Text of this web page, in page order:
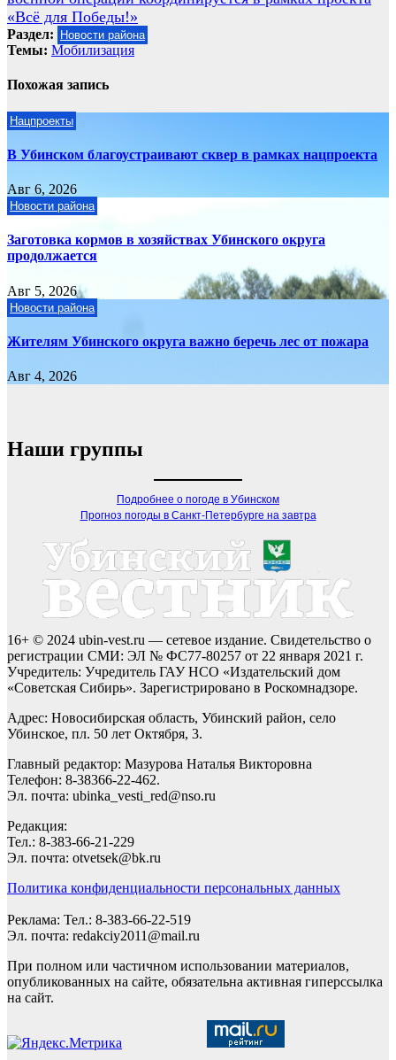
записям
«Всё для Победы!»
Раздел: Новости района
Темы: Мобилизация
Похожая запись
Нацпроекты
В Убинском благоустраивают сквер в рамках нацпроекта
Авг 6, 2026
Новости района
Заготовка кормов в хозяйствах Убинского округа
продолжается
Авг 5, 2026
Новости района
Жителям Убинского округа важно беречь лес от пожара
Авг 4, 2026
Наши группы
Подробнее о погоде в Убинском
Прогноз погоды в Санкт-Петербурге на завтра
16+ © 2024 ubin-vest.ru — сетевое издание. Свидетельство о
регистрации СМИ: ЭЛ № ФС77-80257 от 22 января 2021 г.
Учредитель: Учредитель ГАУ НСО «Издательский дом
«Советская Сибирь». Зарегистрировано в Роскомнадзоре.
Адрес: Новосибирская область, Убинский район, село
Убинское, пл. 50 лет Октября, 3.
Главный редактор: Мазурова Наталья Викторовна
Телефон: 8-38366-22-462.
Эл. почта: ubinka_vesti_red@nso.ru
Редакция:
Тел.: 8-383-66-21-229
Эл. почта: otvetsek@bk.ru
Политика конфиденциальности персональных данных
Реклама: Тел.: 8-383-66-22-519
Эл. почта: redakciy2011@mail.ru
При полном или частичном использовании материалов,
опубликованных на сайте, обязательна активная гиперссылка
на сайт.